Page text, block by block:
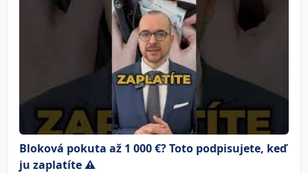
Bloková pokuta až 1 000 €? Toto podpisujete, keď
ju zaplatíte ⚠️